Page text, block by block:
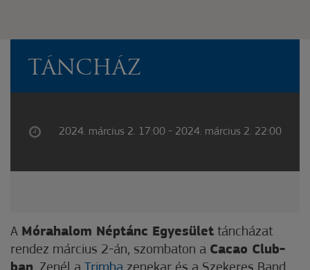
TÁNCHÁZ
2024. március 2. 17:00 - 2024. március 2. 22:00
A Mórahalom Néptánc Egyesület táncházat
rendez március 2-án, szombaton a Cacao Club-